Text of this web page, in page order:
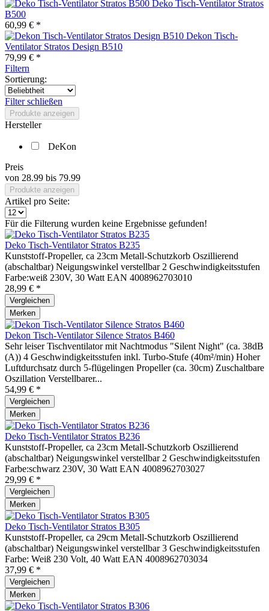
Deko Tisch-Ventilator Stratos
B500
60,99 € *
Dekon Tisch-
Ventilator Stratos Design B510
79,99 € *
Filtern
Sortierung:
Filter schließen
Produkte anzeigen
Hersteller
DeKon
Preis
von 28.99 bis 79.99
Produkte anzeigen
Artikel pro Seite:
Für die Filterung wurden keine Ergebnisse gefunden!
Deko Tisch-Ventilator Stratos B235
Kunststoff-Propeller, ca 23cm Metall-Schutzkorb Oszillierend
(abschaltbar) Neigungswinkel verstellbar 2 Geschwindigkeitsstufen
Farbe:weiß 230V, 30 Watt EAN 4008962703010
28,99 € *
Vergleichen
Merken
Dekon Tisch-Ventilator Silence Stratos B460
Sehr leiser Tischventilator mit Nachtmodus "Silent Night" (ca. 38dB
(A)) 4 Geschwindigkeitsstufen inkl. Turbo-Stufe (40m²/min) Hoher
Luftdurchsatz durch 5-flügelingen Propeller (ca. 30cm) Zuschaltbare
Oszillation Verstellbarer...
54,99 € *
Vergleichen
Merken
Deko Tisch-Ventilator Stratos B236
Kunststoff-Propeller, ca 23cm Metall-Schutzkorb Oszillierend
(abschaltbar) Neigungswinkel verstellbar 2 Geschwindigkeitsstufen
Farbe:schwarz 230V, 30 Watt EAN 4008962703027
29,99 € *
Vergleichen
Merken
Deko Tisch-Ventilator Stratos B305
Kunststoff-Propeller, ca 29cm Metall-Schutzkorb Oszillierend
(abschaltbar) Neigungswinkel verstellbar 3 Geschwindigkeitsstufen
Farbe: Weiß 230 Volt, 40 Watt EAN 4008962703034
37,99 € *
Vergleichen
Merken